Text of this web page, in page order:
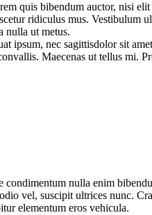
quis bibendum auctor, nisi
ridiculus mus.
nulla ut metus.
ipsum, nec sagittisdolor sit
Maecenas ut tellus mi.
nulla enim
vel, suscipit ultrices nunc.
elementum eros vehicula.